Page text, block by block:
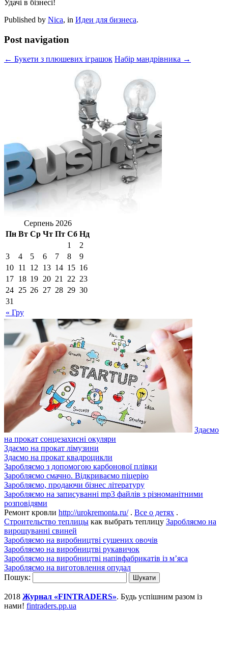
Удачі в бізнесі!
Published by Nica, in Идеи для бизнеса.
Post navigation
← Букети з плюшевих іграшок Набір мандрівника →
Серпень 2026
Пн Вт Ср Чт Пт Сб Нд
« Гру
1
2
3
4 5 6 7 8
9
10 11 12 13 14 15 16
17 18 19 20 21 22 23
24 25 26 27 28 29 30
31
Здаємо
на прокат сонцезахисні окуляри
Здаємо на прокат лімузини
Здаємо на прокат квадроцикли
Заробляємо з допомогою карбонової плівки
Заробляємо смачно. Відкриваємо піцерію
Заробляємо, продаючи бізнес літературу
Заробляємо на записуванні mp3 файлів з різноманітними
розповідями
Ремонт кровли http://urokremonta.ru/. Все о детях .
Строительство теплицы как выбрать теплицу Заробляємо на
вирощуванні свиней
Заробляємо на виробництві сушених овочів
Заробляємо на виробництві рукавичок
Заробляємо на виробництві напівфабрикатів із м’яса
Заробляємо на виготовлення опудал
Пошук:
2018 Журнал «FINTRADERS». Будь успішним разом із
нами! fintraders.pp.ua